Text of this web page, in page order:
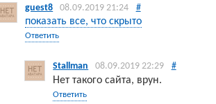
guest8 08.09.2019 21:24 #
показать все, что скрыто
Ответить
Stallman 08.09.2019 22:29 #
Нет такого сайта, врун.
Ответить